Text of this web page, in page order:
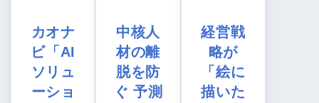
カオナ
ビ「AI
ソリュ
ーショ
中核人
材の離
脱を防
ぐ 予測
経営戦
略が
「絵に
描いた